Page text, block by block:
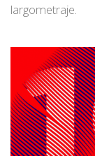
largometraje.